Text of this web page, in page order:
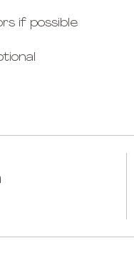
if possible